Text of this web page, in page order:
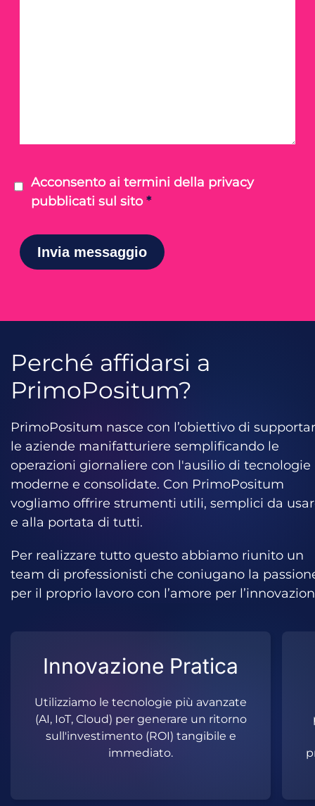
Acconsento ai termini della privacy
pubblicati sul sito*
Perché affidarsi a
PrimoPositum?
PrimoPositum nasce con l’obiettivo di
le aziende manifatturiere semplificando le
operazioni giornaliere con l'ausilio di tecnologie
moderne e consolidate. Con PrimoPositum
vogliamo offrire strumenti utili, semplici da
e alla portata di tutti.
Per realizzare tutto questo abbiamo riunito un
team di professionisti che coniugano la
per il proprio lavoro con l’amore per
DNA Industriale
Grazie all'esperienza di E3 Group,
parliamo la lingua della produzione.
Capiamo i tuoi macchinari e i tuoi
processi prima ancora di aprire l'editor